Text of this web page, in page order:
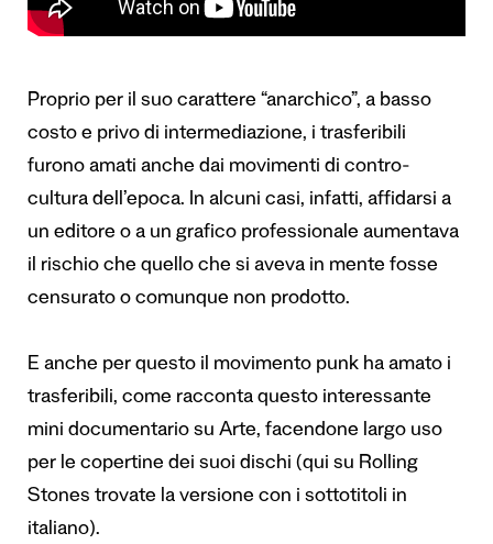
Proprio per il suo carattere “anarchico”, a basso
costo e privo di intermediazione, i trasferibili
furono amati anche dai movimenti di contro-
cultura dell’epoca. In alcuni casi, infatti, affidarsi a
un editore o a un grafico professionale aumentava
il rischio che quello che si aveva in mente fosse
censurato o comunque non prodotto.
E anche per questo il movimento punk ha amato i
trasferibili, come racconta questo interessante
mini documentario su Arte, facendone largo uso
per le copertine dei suoi dischi (qui su Rolling
Stones trovate la versione con i sottotitoli in
italiano).